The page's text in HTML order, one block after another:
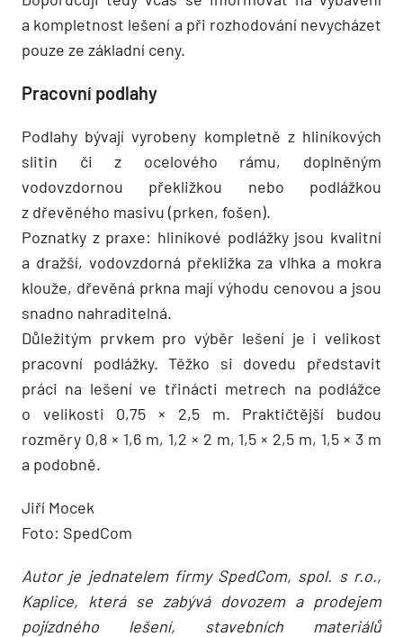
a kompletnost lešení a při rozhodování nevycházet
pouze ze základní ceny.
Pracovní podlahy
Podlahy bývají vyrobeny kompletně z hliníkových
slitin či z ocelového rámu, doplněným
vodovzdornou překližkou nebo podlážkou
z dřevěného masivu (prken, fošen).
Poznatky z praxe: hliníkové podlážky jsou kvalitní
a dražší, vodovzdorná překližka za vlhka a mokra
klouže, dřevěná prkna mají výhodu cenovou a jsou
snadno nahraditelná.
Důležitým prvkem pro výběr lešení je i velikost
pracovní podlážky. Těžko si dovedu představit
práci na lešení ve třinácti metrech na podlážce
o velikosti 0,75 × 2,5 m. Praktičtější budou
rozměry 0,8 × 1,6 m, 1,2 × 2 m, 1,5 × 2,5 m, 1,5 × 3 m
a podobně.
Jiří Mocek
Foto: SpedCom
Autor je jednatelem firmy SpedCom, spol. s r.o.,
Kaplice, která se zabývá dovozem a prodejem
pojízdného lešení, stavebních materiálů